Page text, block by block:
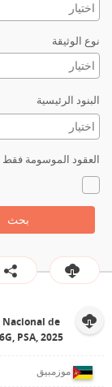
نوع الوثيقة
البنود الرئيسية
العقود الموسومة فقط
بحث
Nacional de
PSA, 2025
موزمبيق